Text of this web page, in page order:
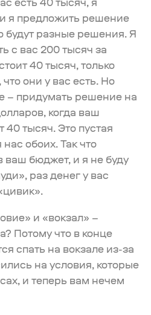
я предложить решение
будут разные решения. Я
с вас 200 тысяч за
40 тысяч, только
они у вас есть. Но
– придумать решение на
когда ваш
40 тысяч. Это пустая
обоих. Так что
ваш бюджет, и я не буду
раз денег у вас
и «вокзал» –
Потому что в конце
спать на вокзале из-за
на условия, которые
и теперь вам нечем